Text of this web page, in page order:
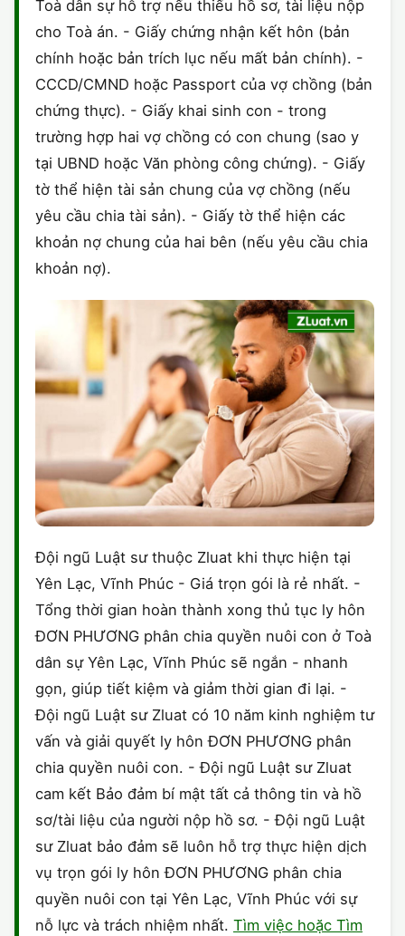
Toà dân sự hỗ trợ nếu thiếu hồ sơ, tài liệu nộp
cho Toà án. - Giấy chứng nhận kết hôn (bản
chính hoặc bản trích lục nếu mất bản chính). -
CCCD/CMND hoặc Passport của vợ chồng (bản
chứng thực). - Giấy khai sinh con - trong
trường hợp hai vợ chồng có con chung (sao y
tại UBND hoặc Văn phòng công chứng). - Giấy
tờ thể hiện tài sản chung của vợ chồng (nếu
yêu cầu chia tài sản). - Giấy tờ thể hiện các
khoản nợ chung của hai bên (nếu yêu cầu chia
khoản nợ).
Đội ngũ Luật sư thuộc Zluat khi thực hiện tại
Yên Lạc, Vĩnh Phúc - Giá trọn gói là rẻ nhất. -
Tổng thời gian hoàn thành xong thủ tục ly hôn
ĐƠN PHƯƠNG phân chia quyền nuôi con ở Toà
dân sự Yên Lạc, Vĩnh Phúc sẽ ngắn - nhanh
gọn, giúp tiết kiệm và giảm thời gian đi lại. -
Đội ngũ Luật sư Zluat có 10 năm kinh nghiệm tư
vấn và giải quyết ly hôn ĐƠN PHƯƠNG phân
chia quyền nuôi con. - Đội ngũ Luật sư Zluat
cam kết Bảo đảm bí mật tất cả thông tin và hồ
sơ/tài liệu của người nộp hồ sơ. - Đội ngũ Luật
sư Zluat bảo đảm sẽ luôn hỗ trợ thực hiện dịch
vụ trọn gói ly hôn ĐƠN PHƯƠNG phân chia
quyền nuôi con tại Yên Lạc, Vĩnh Phúc với sự
nỗ lực và trách nhiệm nhất. Tìm việc hoặc Tìm